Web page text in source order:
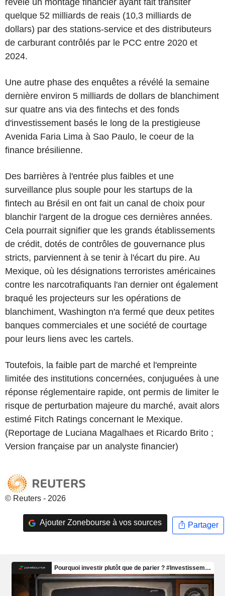
quelque 52 milliards de reais (10,3 milliards de
dollars) par des stations-service et des distributeurs
de carburant contrôlés par le PCC entre 2020 et
2024.
Une autre phase des enquêtes a révélé la semaine
dernière environ 5 milliards de dollars de blanchiment
sur quatre ans via des fintechs et des fonds
d'investissement basés le long de la prestigieuse
Avenida Faria Lima à Sao Paulo, le coeur de la
finance brésilienne.
Des barrières à l'entrée plus faibles et une
surveillance plus souple pour les startups de la
fintech au Brésil en ont fait un canal de choix pour
blanchir l'argent de la drogue ces dernières années.
Cela pourrait signifier que les grands établissements
de crédit, dotés de contrôles de gouvernance plus
stricts, parviennent à se tenir à l'écart du pire. Au
Mexique, où les désignations terroristes américaines
contre les narcotrafiquants l'an dernier ont également
braqué les projecteurs sur les opérations de
blanchiment, Washington n'a fermé que deux petites
banques commerciales et une société de courtage
pour leurs liens avec les cartels.
Toutefois, la faible part de marché et l'empreinte
limitée des institutions concernées, conjuguées à une
réponse réglementaire rapide, ont permis de limiter le
risque de perturbation majeure du marché, avait alors
estimé Fitch Ratings concernant le Mexique.
(Reportage de Luciana Magalhaes et Ricardo Brito ;
Version française par un analyste financier)
© Reuters - 2026
Ajouter Zonebourse à vos sources Partager